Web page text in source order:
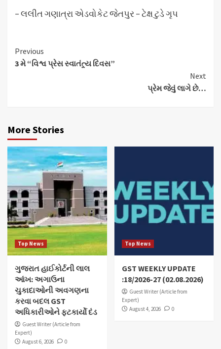
– લલીત ગણાત્રા એડવોકેટ જેતપુર – ટેક્ષ ટુડે ગૃપ
Continue
Reading
Previous
3 મે “વિશ્વ પ્રેસ સ્વાતંત્ર્ય દિવસ”
Next
પ્રેમ જેવું લાગે છે…
More Stories
Top News
ગુજરાત હાઈકોર્ટની લાલ
આંખ: અગાઉના
ચુકાદાઓની અવગણના
કરવા બદલ GST
અધિકારીઓને ફટકાર્યો દંડ
Guest Writer (Article from
Expert)
August 6, 2026
0
Top News
GST WEEKLY UPDATE
:18/2026-27 (02.08.2026)
Guest Writer (Article from
Expert)
August 4, 2026
0